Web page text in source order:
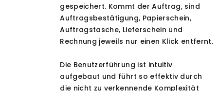
gespeichert. Kommt der Auftrag, sind
Auftragsbestätigung, Papierschein,
Auftragstasche, Lieferschein und
Rechnung jeweils nur einen Klick entfernt.
Die Benutzerführung ist intuitiv
aufgebaut und führt so effektiv durch
die nicht zu verkennende Komplexität